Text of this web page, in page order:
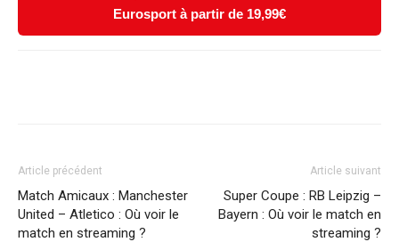
Eurosport à partir de 19,99€
Article précédent
Match Amicaux : Manchester
United – Atletico : Où voir le
match en streaming ?
Article suivant
Super Coupe : RB Leipzig –
Bayern : Où voir le match en
streaming ?